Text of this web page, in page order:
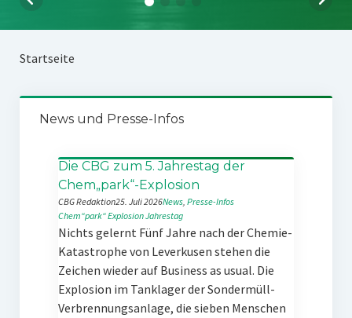
Startseite
News und Presse-Infos
Die CBG zum 5. Jahrestag der
Chem„park“-Explosion
CBG Redaktion25. Juli 2026News, Presse-Infos
Chem“park“ExplosionJahrestag
Nichts gelernt Fünf Jahre nach der Chemie-
Katastrophe von Leverkusen stehen die
Zeichen wieder auf Business as usual. Die
Explosion im Tanklager der Sondermüll-
Verbrennungsanlage, die sieben Menschen